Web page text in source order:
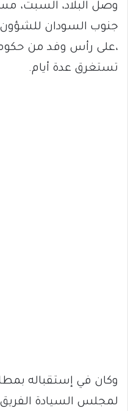
وصل البلاد، السبت،
جنوب السودان للشؤون
،على رأس وفد من
تستغرق عدة أيام.
وكان في إستقباله
لمجلس السيادة